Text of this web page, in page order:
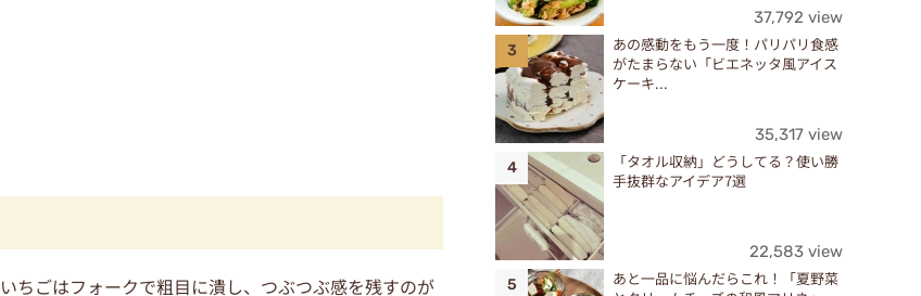
いちごはフォークで粗目に潰し、つぶつぶ感を残すのが
37,792 view
あの感動をもう一度！パリパリ食感
がたまらない「ビエネッタ風アイス
ケーキ...
35,317 view
「タオル収納」どうしてる？使い勝
手抜群なアイデア7選
22,583 view
あと一品に悩んだらこれ！「夏野菜